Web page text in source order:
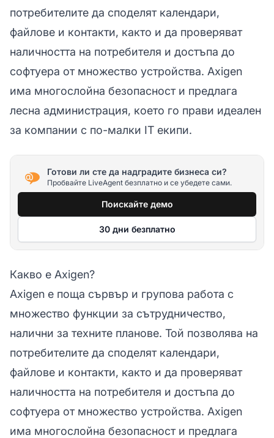
потребителите да споделят календари,
файлове и контакти, както и да проверяват
наличността на потребителя и достъпа до
софтуера от множество устройства. Axigen
има многослойна безопасност и предлага
лесна администрация, което го прави идеален
за компании с по-малки IT екипи.
Готови ли сте да надградите бизнеса си?
Пробвайте LiveAgent безплатно и се убедете сами.
Поискайте демо
30 дни безплатно
Какво е Axigen?
Axigen е поща сървър и групова работа с
множество функции за сътрудничество,
налични за техните планове. Той позволява на
потребителите да споделят календари,
файлове и контакти, както и да проверяват
наличността на потребителя и достъпа до
софтуера от множество устройства. Axigen
има многослойна безопасност и предлага